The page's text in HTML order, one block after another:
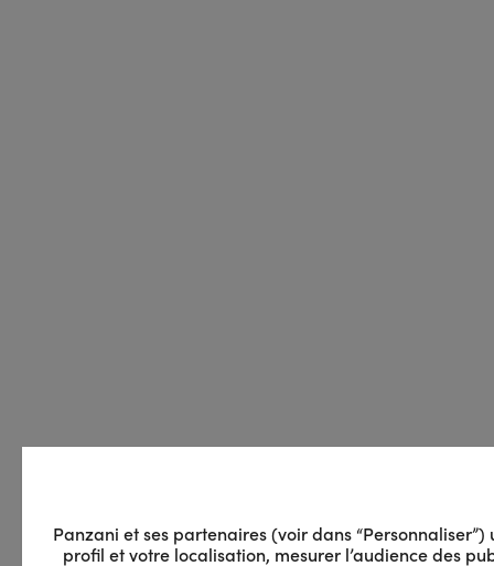
Panzani et ses partenaires (voir dans
profil et votre localisation, mesurer l’audience des